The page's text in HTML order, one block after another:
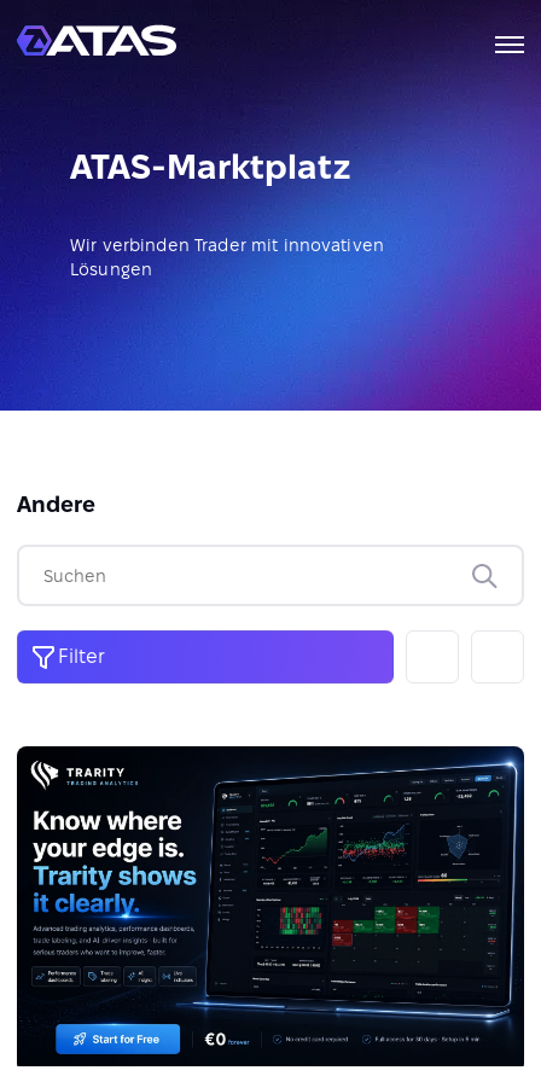
ATAS-Marktplatz
Wir verbinden Trader mit innovativen
Lösungen
Andere
Filter